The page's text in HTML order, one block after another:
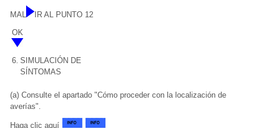
MAL
IR AL PUNTO 12
OK
6. SIMULACIÓN DE
SÍNTOMAS
(a) Consulte el apartado "Cómo proceder con la localización de
averías".
Haga clic aquí